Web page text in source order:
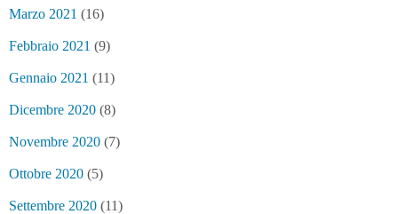
Marzo 2021 (16)
Febbraio 2021 (9)
Gennaio 2021 (11)
Dicembre 2020 (8)
Novembre 2020 (7)
Ottobre 2020 (5)
Settembre 2020 (11)